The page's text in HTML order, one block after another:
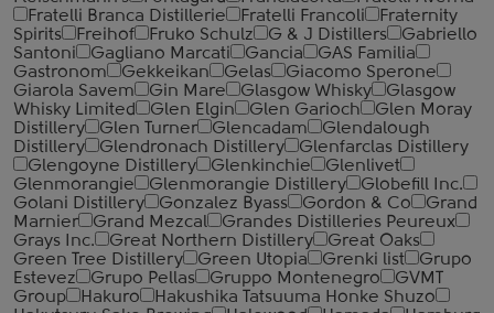
Fratelli Branca Distillerie
Fratelli ‎Francoli
Fraternity
Spirits
Freihof Fruko Schulz G & J Distillers
Gabriello
Santoni
Gagliano Marcati Gancia
GAS Familia
Gastronom
Gekkeikan Gelas
Giacomo Sperone
Giarola Savem
Gin Mare Glasgow Whisky
Glasgow
Whisky Limited
Glen Elgin Glen Garioch
Glen Moray
Distillery
Glen Turner Glencadam
Glendalough
Distillery
Glendronach Distillery
Glenfarclas Distillery
Glengoyne Distillery
Glenkinchie
Glenlivet
Glenmorangie
Glenmorangie Distillery
Globefill Inc.
Golani Distillery
Gonzalez Byass Gordon & Co
Grand
Marnier
Grand Mezcal
Grandes Distilleries Peureux
Grays Inc.
Great Northern Distillery
Great Oaks
Green Tree Distillery
Green Utopia Grenki list
Grupo
Estevez
Grupo Pellas Gruppo Montenegro
GVMT
Group
Hakuro
Hakushika Tatsuuma Honke Shuzo